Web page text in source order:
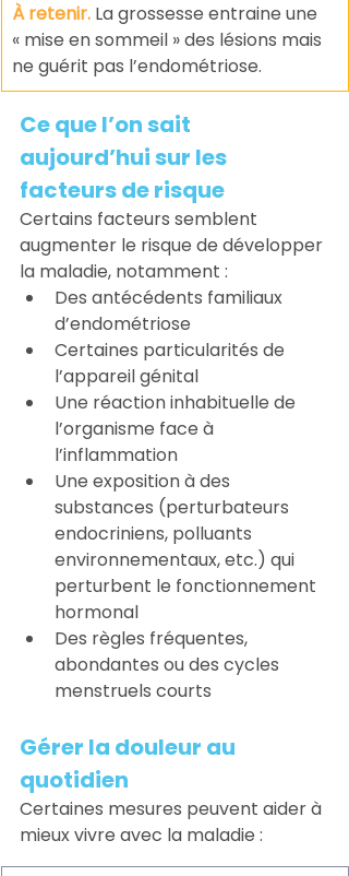
À retenir. La grossesse entraine une
« mise en sommeil » des lésions mais
ne guérit pas l’endométriose.
Ce que l’on sait
aujourd’hui sur les
facteurs de risque
Certains facteurs semblent
augmenter le risque de développer
la maladie, notamment :
Des antécédents familiaux
d’endométriose
Certaines particularités de
l’appareil génital
Une réaction inhabituelle de
l’organisme face à
l’inflammation
Une exposition à des
substances (perturbateurs
endocriniens, polluants
environnementaux, etc.) qui
perturbent le fonctionnement
hormonal
Des règles fréquentes,
abondantes ou des cycles
menstruels courts
Gérer la douleur au
quotidien
Certaines mesures peuvent aider à
mieux vivre avec la maladie :